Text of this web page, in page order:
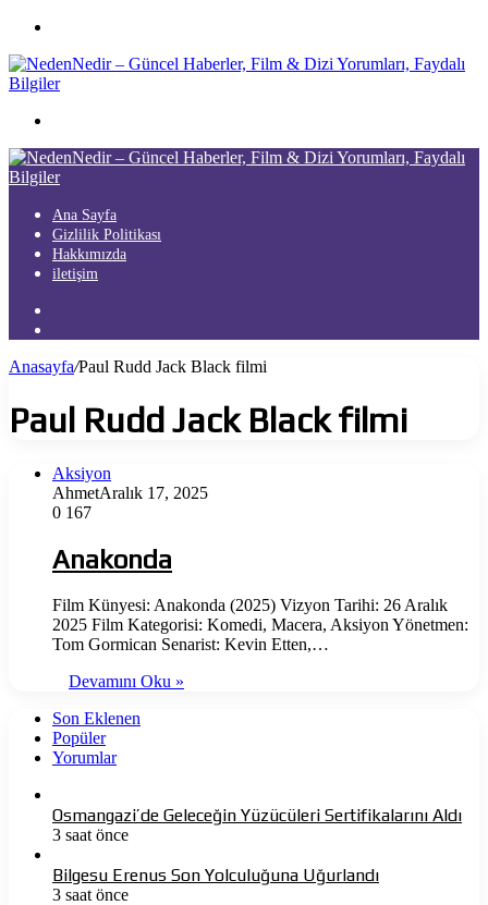
...
Ana Sayfa
Gizlilik Politikası
Hakkımızda
iletişim
...
Anasayfa/Paul Rudd Jack Black filmi
Paul Rudd Jack Black filmi
Aksiyon
AhmetAralık 17, 2025
0 167
Anakonda
Film Künyesi: Anakonda (2025) Vizyon Tarihi: 26 Aralık
2025 Film Kategorisi: Komedi, Macera, Aksiyon Yönetmen:
Tom Gormican Senarist: Kevin Etten,…
Devamını Oku »
Son Eklenen
Popüler
Yorumlar
Osmangazi’de Geleceğin Yüzücüleri Sertifikalarını Aldı
3 saat önce
Bilgesu Erenus Son Yolculuğuna Uğurlandı
3 saat önce